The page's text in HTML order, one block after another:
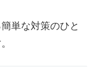
単な対策のひと